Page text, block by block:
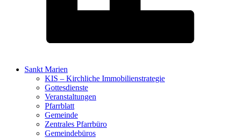
Sankt Marien
KIS – Kirchliche Immobilienstrategie
Gottesdienste
Veranstaltungen
Pfarrblatt
Gemeinde
Zentrales Pfarrbüro
Gemeindebüros